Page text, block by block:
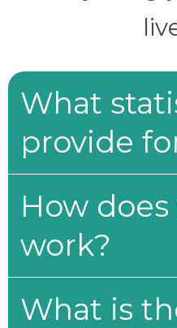
What
provide
How
work?
What is